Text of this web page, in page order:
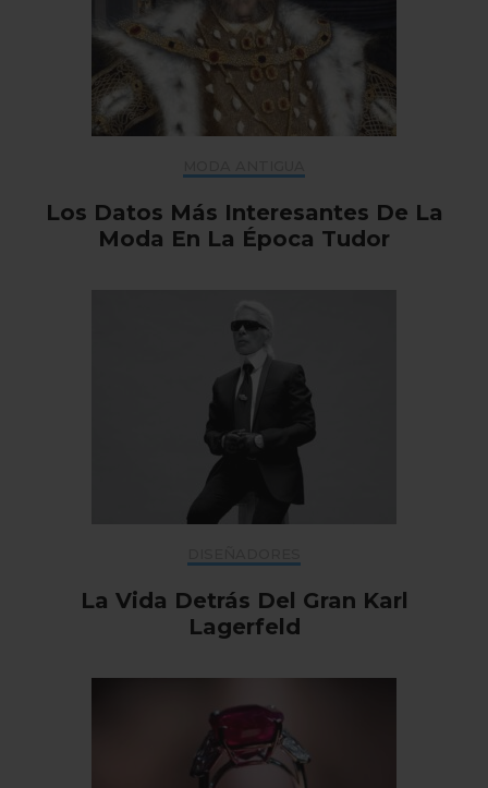
Los Datos Más Interesantes De La
Moda En La Época Tudor
La Vida Detrás Del Gran Karl
Lagerfeld